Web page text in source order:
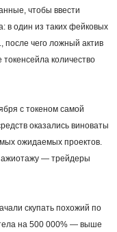
чтобы ввести
в один из таких фейковых
после чего ложный актив
количество
с токеном самой
оказались виноваты
ожидаемых проектов.
ажиотажу — трейдеры
скупать похожий по
на 500 000% — выше